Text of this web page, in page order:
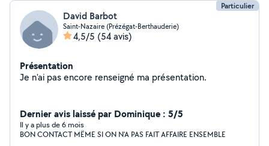
Particulier
David Barbot
Saint-Nazaire (Prézégat-Berthauderie)
4,5/5 (54 avis)
Présentation
Je n'ai pas encore renseigné ma présentation.
Dernier avis laissé par Dominique : 5/5
Il y a plus de 6 mois
BON CONTACT MËME SI ON N'A PAS FAIT AFFAIRE ENSEMBLE